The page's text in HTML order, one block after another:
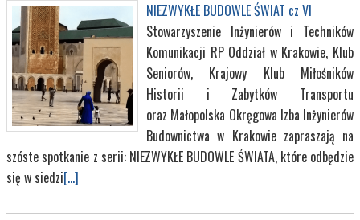
NIEZWYKŁE BUDOWLE ŚWIAT cz VI
Stowarzyszenie Inżynierów i Techników
Komunikacji RP Oddział w Krakowie, Klub
Seniorów, Krajowy Klub Miłośników
Historii i Zabytków Transportu
oraz Małopolska Okręgowa Izba Inżynierów
Budownictwa w Krakowie zapraszają na
szóste spotkanie z serii: NIEZWYKŁE BUDOWLE ŚWIATA, które odbędzie
się w siedzi[...]